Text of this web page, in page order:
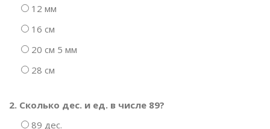
12 мм
16 см
20 см 5 мм
28 см
2. Сколько дес. и ед. в числе 89?
89 дес.